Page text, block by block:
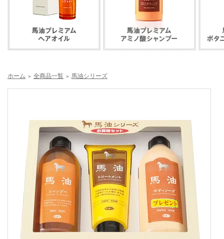
ホーム ＞ 全商品一覧 ＞ 馬油シリーズ